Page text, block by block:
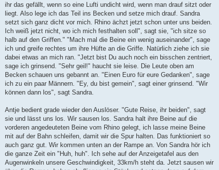
ihr das gefällt, wenn so eine Lufti undicht wird, wenn man drauf sitzt oder
liegt. Also lege ich das Teil ins Becken und setze mich drauf. Sandra
setzt sich ganz dicht vor mich. Rhino ächzt jetzt schon unter uns beiden.
Ich weiß jetzt nicht, wo ich mich festhalten soll", sagt sie, "ich sitze so
halb auf den Griffen." "Mach mal die Beine ein wenig auseinander", sage
ich und greife rechtes um ihre Hüfte an die Griffe. Natürlich ziehe ich sie
dabei etwas an mich ran. "Jetzt bist Du auch noch ein bisschen zentriert,
sage ich grinsend. "Sehr geil!" haucht sie leise. Die Leute oben am
Becken schauen uns gebannt an. "Einen Euro für eure Gedanken", sage
ich zu ein paar Männern. "Ey, du bist gemein", sagt einer grinsend. "Wir
können dann los", sagt Sandra.
Antje bedient grade wieder den Auslöser. "Gute Reise, ihr beiden", sagt
sie und lässt uns los. Wir sausen los. Sandra halt ihre Beine auf die
vorderen angedeuteten Beine vom Rhino gelegt, ich lasse meine Beine
mit auf der Bahn schleifen, damit wir die Spur halten. Das funktioniert so
auch ganz gut. Wir kommen unten an der Rampe an. Von Sandra hör ich
die ganze Zeit ein "Huh, huh". Ich sehe auf der Anzeigetafel aus den
Augenwinkeln unsere Geschwindigkeit, 33km/h steht da. Jetzt sausen wir